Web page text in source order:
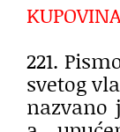
221.
svetog
nazvano